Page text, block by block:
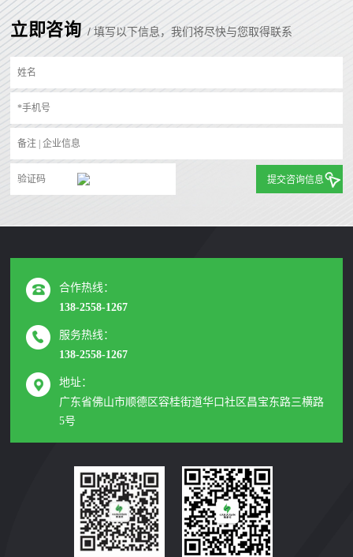
立即咨询 / 填写以下信息，我们将尽快与您取得联系
提交咨询信息
合作热线：
138-2558-1267
服务热线：
138-2558-1267
地址：
广东省佛山市顺德区容桂街道华口社区昌宝东路三横路
5号